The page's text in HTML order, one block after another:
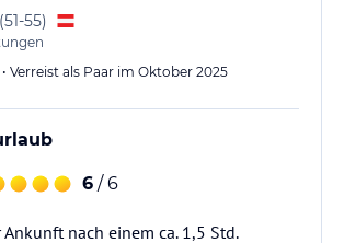
(51-55)
Verreist als Paar im Oktober 2025
6 / 6
nach einem ca. 1,5 Std.